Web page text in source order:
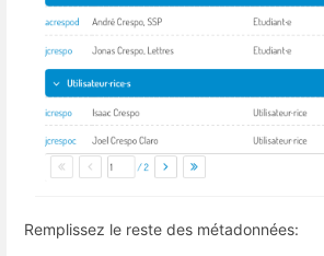
Remplissez le reste des métadonnées: